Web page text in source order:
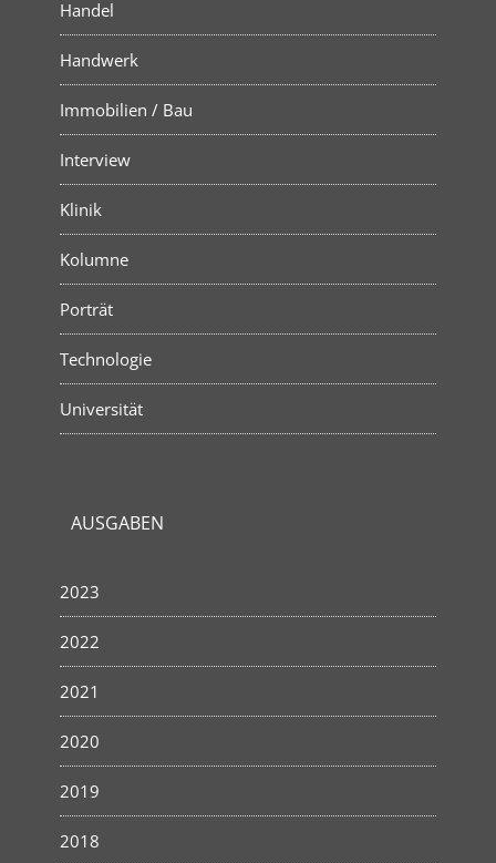
Handel
Handwerk
Immobilien / Bau
Interview
Klinik
Kolumne
Porträt
Technologie
Universität
AUSGABEN
2023
2022
2021
2020
2019
2018